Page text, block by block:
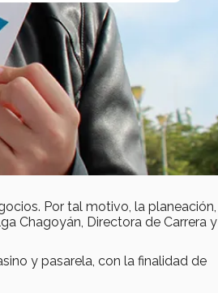
Por tal motivo, la planeación,
Chagoyán, Directora de Carrera y
y pasarela, con la finalidad de